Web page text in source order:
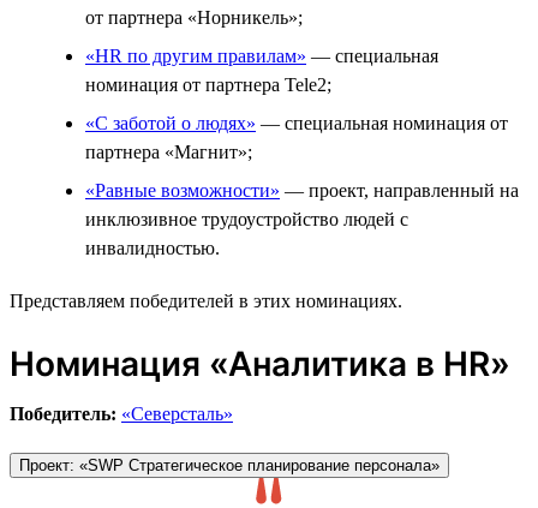
от партнера «Норникель»;
«HR по другим правилам» — специальная
номинация от партнера Tele2;
«С заботой о людях» — специальная номинация от
партнера «Магнит»;
«Равные возможности» — проект, направленный на
инклюзивное трудоустройство людей с
инвалидностью.
Представляем победителей в этих номинациях.
Номинация «Аналитика в HR»
Победитель: «Северсталь»
Проект: «SWP Стратегическое планирование персонала»